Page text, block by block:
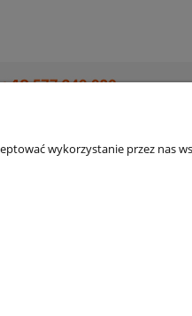
wykorzystanie przez nas